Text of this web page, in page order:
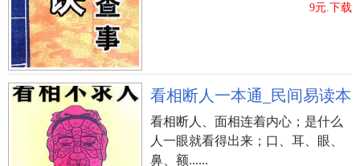
9元.下载
看相断人一本通_民间易读本
看相断人、面相连着内心；是什么
人一眼就看得出来；口、耳、眼、
鼻、额......